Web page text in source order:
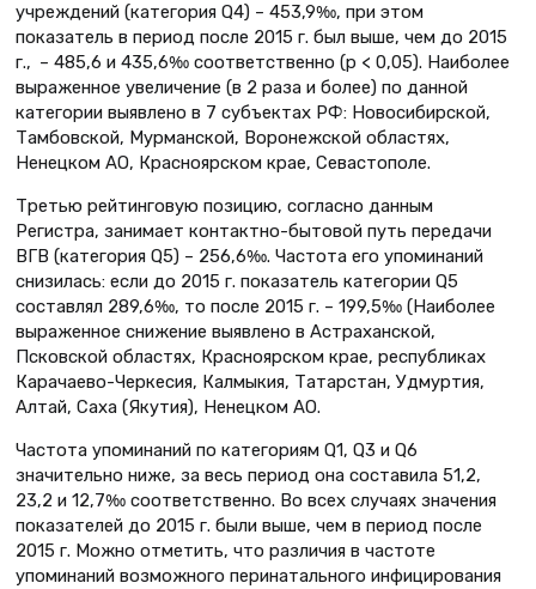
учреждений (категория Q4) – 453,9‰, при этом
показатель в период после 2015 г. был выше, чем до 2015
г., – 485,6 и 435,6‰ соответственно (р < 0,05). Наиболее
выраженное увеличение (в 2 раза и более) по данной
категории выявлено в 7 субъектах РФ: Новосибирской,
Тамбовской, Мурманской, Воронежской областях,
Ненецком АО, Красноярском крае, Севастополе.
Третью рейтинговую позицию, согласно данным
Регистра, занимает контактно-бытовой путь передачи
ВГВ (категория Q5) – 256,6‰. Частота его упоминаний
снизилась: если до 2015 г. показатель категории Q5
составлял 289,6‰, то после 2015 г. – 199,5‰ (Наиболее
выраженное снижение выявлено в Астраханской,
Псковской областях, Красноярском крае, республиках
Карачаево-Черкесия, Калмыкия, Татарстан, Удмуртия,
Алтай, Саха (Якутия), Ненецком АО.
Частота упоминаний по категориям Q1, Q3 и Q6
значительно ниже, за весь период она составила 51,2,
23,2 и 12,7‰ соответственно. Во всех случаях значения
показателей до 2015 г. были выше, чем в период после
2015 г. Можно отметить, что различия в частоте
упоминаний возможного перинатального инфицирования